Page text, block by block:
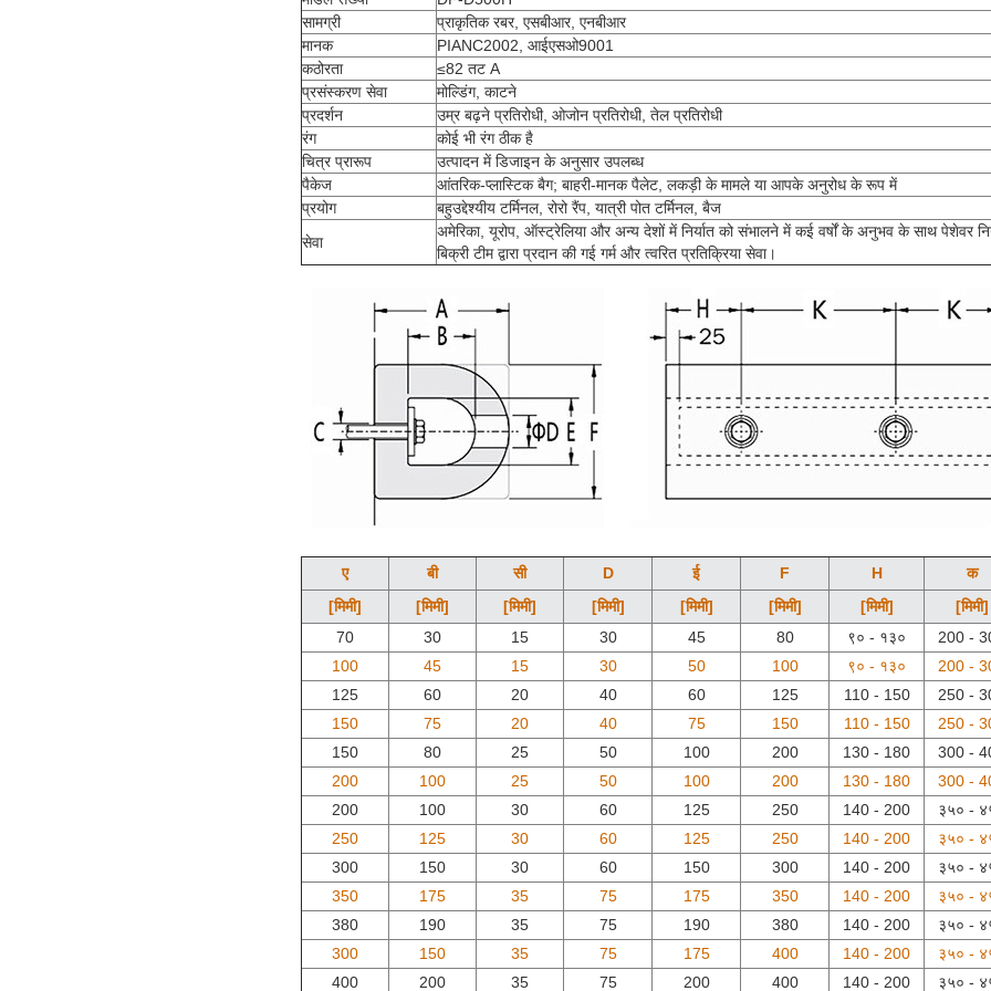
सामग्री
प्राकृतिक रबर, एसबीआर, एनबीआर
मानक
PIANC2002, आईएसओ9001
कठोरता
≤82 तट A
प्रसंस्करण सेवा
मोल्डिंग, काटने
प्रदर्शन
उम्र बढ़ने प्रतिरोधी, ओजोन प्रतिरोधी, तेल प्रतिरोधी
रंग
कोई भी रंग ठीक है
चित्र प्रारूप
उत्पादन में डिजाइन के अनुसार उपलब्ध
पैकेज
आंतरिक-प्लास्टिक बैग; बाहरी-मानक पैलेट, लकड़ी के मामले या आपके अनुरोध के रूप में
प्रयोग
बहुउद्देश्यीय टर्मिनल, रोरो रैंप, यात्री पोत टर्मिनल, बैज
सेवा
अमेरिका, यूरोप, ऑस्ट्रेलिया और अन्य देशों में निर्यात को संभालने में कई वर्षों के अनुभव के साथ पेशेवर
बिक्री टीम द्वारा प्रदान की गई गर्म और त्वरित प्रतिक्रिया सेवा।
ए बी सी D ई F H
क
[मिमी]
[मिमी] [मिमी] [मिमी] [मिमी] [मिमी] [मिमी]
[मिमी]
70
30 15 30 45 80 ९० - १३०
200 -
100
45 15 30 50 100 ९० - १३०
200 -
125
60 20 40 60 125 110 - 150
250 -
150
75 20 40 75 150 110 - 150
250 -
150
80 25 50 100 200 130 - 180
300 -
200
100 25 50 100 200 130 - 180
300 -
200
100 30 60 125 250 140 - 200
३५० -
250
125 30 60 125 250 140 - 200
३५० -
300
150 30 60 150 300 140 - 200
३५० -
350
175 35 75 175 350 140 - 200
३५० -
380
190 35 75 190 380 140 - 200
३५० -
300
150 35 75 175 400 140 - 200
३५० -
400
200 35 75 200 400 140 - 200 ३५० -